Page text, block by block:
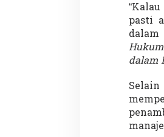
pasti
dalam
dalam
Demonstrasi Gen-Z Guncang
Nepal, PM Mundur Mendadak
Setelah Gedung Parlemen
12 September 2025